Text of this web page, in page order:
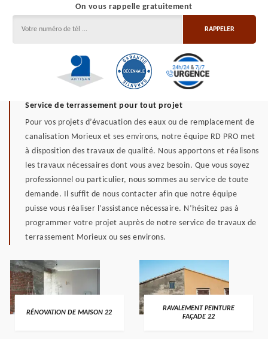
On vous rappelle gratuitement
Service de terrassement pour tout projet
Pour vos projets d’évacuation des eaux ou de remplacement de
canalisation Morieux et ses environs, notre équipe RD PRO met
à disposition des travaux de qualité. Nous apportons et réalisons
les travaux nécessaires dont vous avez besoin. Que vous soyez
professionnel ou particulier, nous sommes au service de toute
demande. Il suffit de nous contacter afin que notre équipe
puisse vous réaliser l’assistance nécessaire. N’hésitez pas à
programmer votre projet auprès de notre service de travaux de
terrassement Morieux ou ses environs.
RÉNOVATION DE MAISON 22
RAVALEMENT PEINTURE
FAÇADE 22